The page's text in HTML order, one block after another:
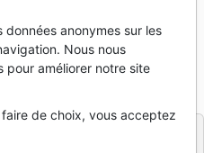
anonymes sur les
Nous nous
pour améliorer notre site
de choix, vous acceptez